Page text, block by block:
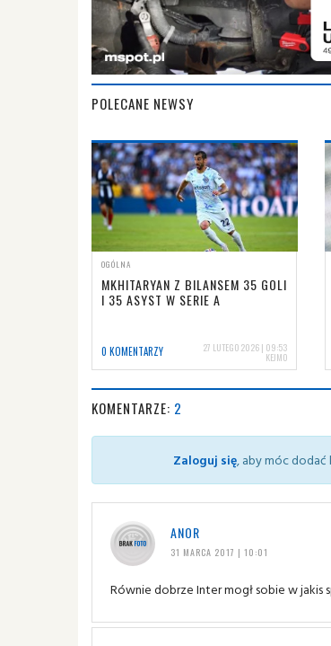
POLECANE NEWSY
OGÓLNA
MKHITARYAN Z BILANSEM 35 GOLI
I 35 ASYST W SERIE A
0 KOMENTARZY 27 LUTEGO 2026 | 09:53
KEJMO
KOMENTARZE: 2
Zaloguj się, aby móc dodać
ANOR
31 MARCA 2017 | 10:01
Równie dobrze Inter mogł sobie w